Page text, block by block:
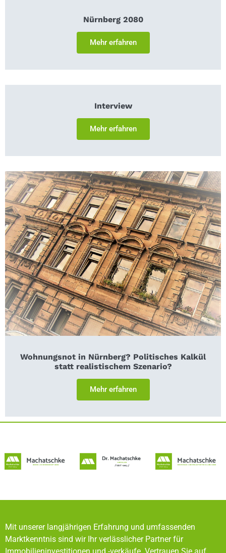
Nürnberg 2080
Mehr erfahren
Interview
Mehr erfahren
Wohnungsnot in Nürnberg? Politisches Kalkül
statt realistischem Szenario?
Mehr erfahren
Mit unserer langjährigen Erfahrung und umfassenden
Marktkenntnis sind wir Ihr verlässlicher Partner für